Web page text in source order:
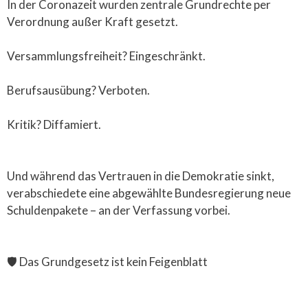
In der Coronazeit wurden zentrale Grundrechte per
Verordnung außer Kraft gesetzt.
Versammlungsfreiheit? Eingeschränkt.
Berufsausübung? Verboten.
Kritik? Diffamiert.
Und während das Vertrauen in die Demokratie sinkt,
verabschiedete eine abgewählte Bundesregierung neue
Schuldenpakete – an der Verfassung vorbei.
🛡️ Das Grundgesetz ist kein Feigenblatt